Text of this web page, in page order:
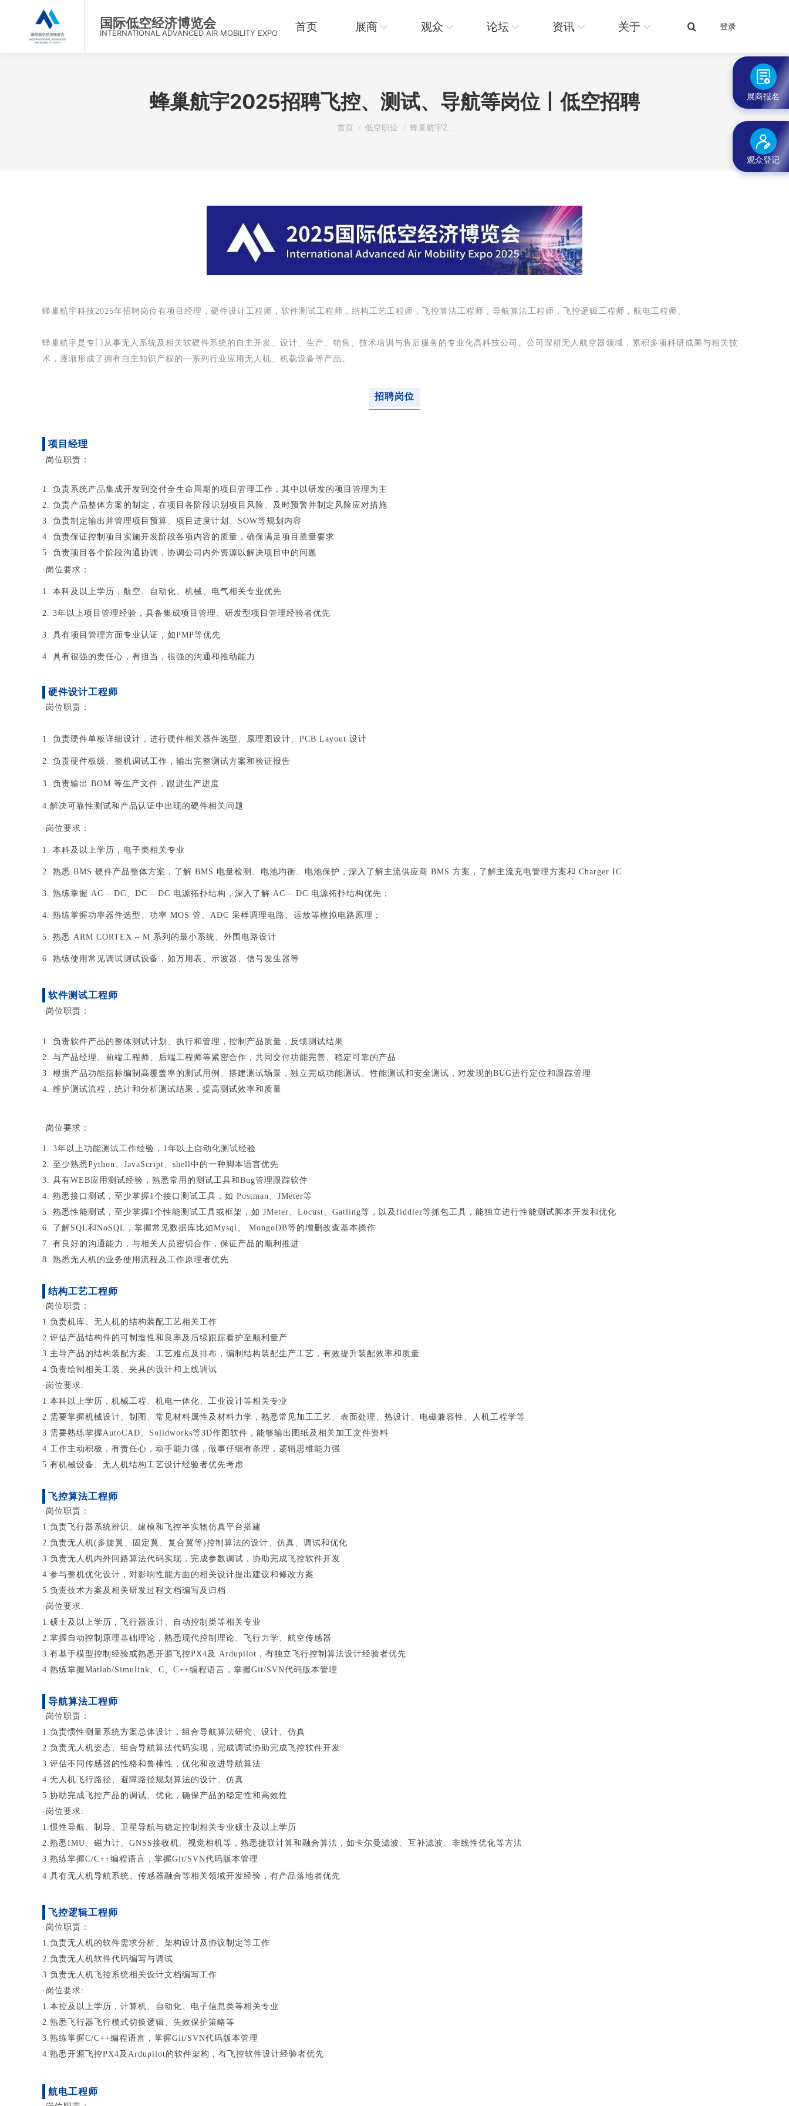
国际低空经济博览会
INTERNATIONAL ADVANCED AIR MOBILITY EXPO 首页 展商 观众 论坛 资讯 关于
搜
登录
蜂巢航宇2025招聘飞控、测试、导航等岗位丨低空招聘
您在这里：
首页 低空职位 蜂巢航宇2…
蜂巢航宇科技2025年招聘岗位有项目经理，硬件设计工程师，软件测试工程师，结构工艺工程师，飞控算法工程师，导航算法工程师，飞控逻辑工程师，航电工程师。
蜂巢航宇是专门从事无人系统及相关软硬件系统的自主开发、设计、生产、销售、技术培训与售后服务的专业化高科技公司。公司深耕无人航空器领域，累积多项科研成果与相关技
术，逐渐形成了拥有自主知识产权的一系列行业应用无人机、机载设备等产品。
招聘岗位
项目经理
·岗位职责：
1. 负责系统产品集成开发到交付全生命周期的项目管理工作，其中以研发的项目管理为主
2. 负责产品整体方案的制定，在项目各阶段识别项目风险、及时预警并制定风险应对措施
3. 负责制定输出并管理项目预算、项目进度计划、SOW等规划内容
4. 负责保证控制项目实施开发阶段各项内容的质量，确保满足项目质量要求
5. 负责项目各个阶段沟通协调，协调公司内外资源以解决项目中的问题
·岗位要求：
1. 本科及以上学历，航空、自动化、机械、电气相关专业优先
2. 3年以上项目管理经验，具备集成项目管理、研发型项目管理经验者优先
3. 具有项目管理方面专业认证，如PMP等优先
4. 具有很强的责任心，有担当，很强的沟通和推动能力
硬件设计工程师
·岗位职责：
1. 负责硬件单板详细设计，进行硬件相关器件选型、原理图设计、 PCB Layout 设计
2. 负责硬件板级、整机调试工作，输出完整测试方案和验证报告
3. 负责输出 BOM 等生产文件，跟进生产进度
4.解决可靠性测试和产品认证中出现的硬件相关问题
·岗位要求：
1. 本科及以上学历，电子类相关专业
2. 熟悉 BMS 硬件产品整体方案，了解 BMS 电量检测、电池均衡、电池保护，深入了解主流供应商 BMS 方案，了解主流充电管理方案和 Charger IC
3. 熟练掌握 AC – DC、DC – DC 电源拓扑结构，深入了解 AC – DC 电源拓扑结构优先；
4. 熟练掌握功率器件选型、功率 MOS 管、ADC 采样调理电路、运放等模拟电路原理；
5. 熟悉 ARM CORTEX – M 系列的最小系统、外围电路设计
6. 熟练使用常见调试测试设备，如万用表、示波器、信号发生器等
软件测试工程师
·岗位职责：
1. 负责软件产品的整体测试计划、执行和管理，控制产品质量，反馈测试结果
2. 与产品经理、前端工程师、后端工程师等紧密合作，共同交付功能完善、稳定可靠的产品
3. 根据产品功能指标编制高覆盖率的测试用例、搭建测试场景，独立完成功能测试、性能测试和安全测试，对发现的BUG进行定位和跟踪管理
4. 维护测试流程，统计和分析测试结果，提高测试效率和质量
·岗位要求：
1. 3年以上功能测试工作经验，1年以上自动化测试经验
2. 至少熟悉Python、JavaScript、shell中的一种脚本语言优先
3. 具有WEB应用测试经验，熟悉常用的测试工具和Bug管理跟踪软件
4. 熟悉接口测试，至少掌握1个接口测试工具，如 Postman、JMeter等
5. 熟悉性能测试，至少掌握1个性能测试工具或框架，如 JMeter、Locust、Gatling等，以及fiddler等抓包工具，能独立进行性能测试脚本开发和优化
6. 了解SQL和NoSQL，掌握常见数据库比如Mysql、 MongoDB等的增删改查基本操作
7. 有良好的沟通能力，与相关人员密切合作，保证产品的顺利推进
8. 熟悉无人机的业务使用流程及工作原理者优先
结构工艺工程师
·岗位职责：
1.负责机库、无人机的结构装配工艺相关工作
2.评估产品结构件的可制造性和良率及后续跟踪看护至顺利量产
3.主导产品的结构装配方案、工艺难点及排布，编制结构装配生产工艺，有效提升装配效率和质量
4.负责绘制相关工装、夹具的设计和上线调试
·岗位要求:
1.本科以上学历，机械工程、机电一体化、工业设计等相关专业
2.需要掌握机械设计、制图、常见材料属性及材料力学，熟悉常见加工工艺、表面处理、热设计、电磁兼容性、人机工程学等
3.需要熟练掌握AutoCAD、Solidworks等3D作图软件，能够输出图纸及相关加工文件资料
4.工作主动积极，有责任心，动手能力强，做事仔细有条理，逻辑思维能力强
5.有机械设备、无人机结构工艺设计经验者优先考虑
飞控算法工程师
·岗位职责：
1.负责飞行器系统辨识、建模和飞控半实物仿真平台搭建
2.负责无人机(多旋翼、固定翼、复合翼等)控制算法的设计、仿真、调试和优化
3.负责无人机内外回路算法代码实现，完成参数调试，协助完成飞控软件开发
4.参与整机优化设计，对影响性能方面的相关设计提出建议和修改方案
5.负责技术方案及相关研发过程文档编写及归档
·岗位要求:
1.硕士及以上学历，飞行器设计、自动控制类等相关专业
2.掌握自动控制原理基础理论，熟悉现代控制理论、飞行力学、航空传感器
3.有基于模型控制经验或熟悉开源飞控PX4及 Ardupilot，有独立飞行控制算法设计经验者优先
4.熟练掌握Matlab/Simulink、C、C++编程语言，掌握Git/SVN代码版本管理
导航算法工程师
·岗位职责：
1.负责惯性测量系统方案总体设计，组合导航算法研究、设计、仿真
2.负责无人机姿态、组合导航算法代码实现，完成调试协助完成飞控软件开发
3.评估不同传感器的性格和鲁棒性，优化和改进导航算法
4.无人机飞行路径、避障路径规划算法的设计、仿真
5.协助完成飞控产品的调试、优化，确保产品的稳定性和高效性
·岗位要求:
1.惯性导航、制导、卫星导航与稳定控制相关专业硕士及以上学历
2.熟悉IMU、磁力计、GNSS接收机、视觉相机等，熟悉捷联计算和融合算法，如卡尔曼滤波、互补滤波、非线性优化等方法
3.熟练掌握C/C++编程语言，掌握Git/SVN代码版本管理
4.具有无人机导航系统、传感器融合等相关领域开发经验，有产品落地者优先
飞控逻辑工程师
·岗位职责：
1.负责无人机的软件需求分析、架构设计及协议制定等工作
2.负责无人机软件代码编写与调试
3.负责无人机飞控系统相关设计文档编写工作
·岗位要求:
1.本控及以上学历，计算机、自动化、电子信息类等相关专业
2.熟悉飞行器飞行模式切换逻辑、失效保护策略等
3.熟练掌握C/C++编程语言，掌握Git/SVN代码版本管理
4.熟悉开源飞控PX4及Ardupilot的软件架构，有飞控软件设计经验者优先
航电工程师
展商报名
观众登记
展商 观众 论坛 资讯 关于
搜